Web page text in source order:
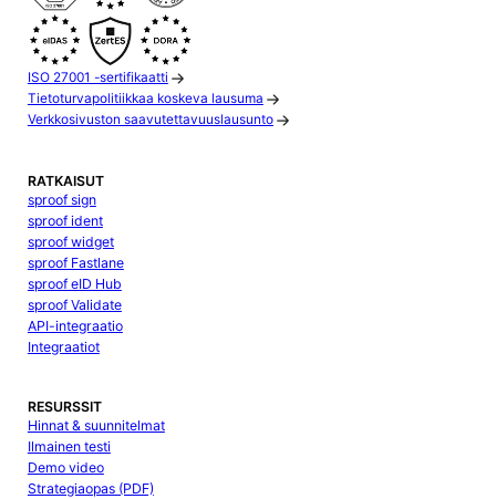
ISO 27001 -sertifikaatti
Tietoturvapolitiikkaa koskeva lausuma
Verkkosivuston saavutettavuuslausunto
RATKAISUT
sproof sign
sproof ident
sproof widget
sproof Fastlane
sproof eID Hub
sproof Validate
API-integraatio
Integraatiot
RESURSSIT
Hinnat & suunnitelmat
Ilmainen testi
Demo video
Strategiaopas (PDF)